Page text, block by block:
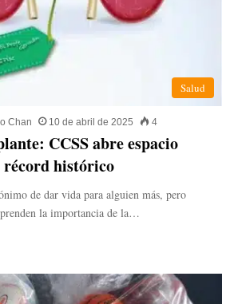
Salud
Chan 10 de abril de 2025 4
CCSS abre espacio
histórico
de dar vida para alguien más, pero
la importancia de la…